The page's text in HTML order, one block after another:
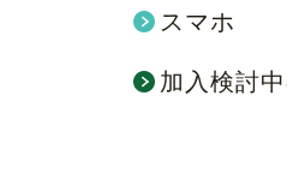
スマホ
加入検討